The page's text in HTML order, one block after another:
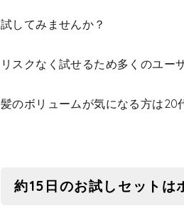
試してみませんか？
リスクなく試せるため多くのユ
髪のボリュームが気になる方は20
約15日のお試しセットは